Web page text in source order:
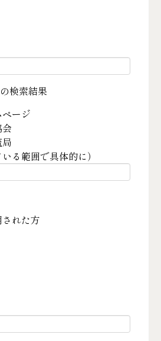
検索結果
ージ
る範囲で具体的に）
れた方